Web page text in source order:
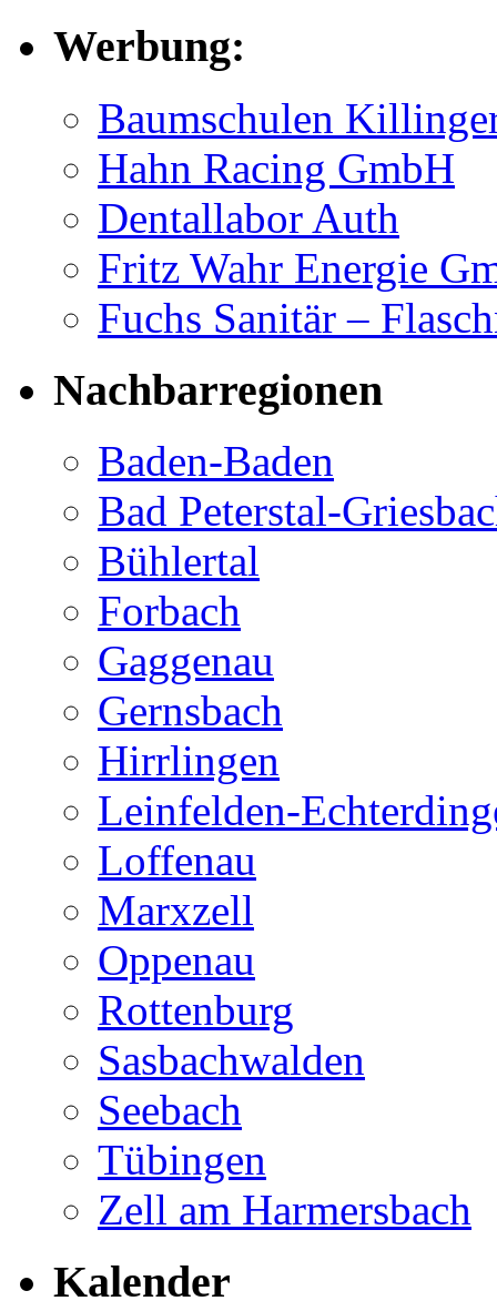
Werbung:
Baumschulen
Hahn Racing GmbH
Dentallabor Auth
Fritz Wahr Energie
Fuchs Sanitär –
Nachbarregionen
Baden-Baden
Bad Peterstal-
Bühlertal
Forbach
Gaggenau
Gernsbach
Hirrlingen
Leinfelden-
Loffenau
Marxzell
Oppenau
Rottenburg
Sasbachwalden
Seebach
Tübingen
Zell am Harmersbach
Kalender